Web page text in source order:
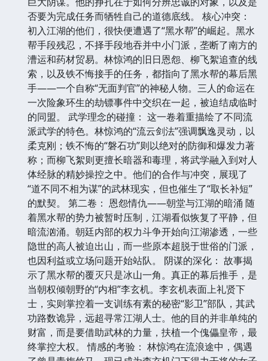
否要为完成任务而牺牲自己的道德底线。 核心冲突：
初入江湖的他们，很快便遭遇了“黑水帮”的崛起。黑水
帮手段残忍，不择手段地吞并中小门派，垄断了南方的
漕运和药材贸易。林惊鸿的旧日恩怨、柳飞絮追查的线
索，以及铁不悔接手的任务，都指向了黑水帮的幕后黑
手——一个自称“无面判官”的神秘人物。三人的命运在
一次险象环生的劫镖事件中交织在一起，被迫结成临时
的同盟。 武学理念的碰撞： 这一卷着重描绘了不同流
派武学的特色。林惊鸿的“流云剑法”强调飘逸灵动，以
柔克刚；铁不悔的“磐石功”则以绝对的防御和爆发力著
称；而柳飞絮则更擅长暗器和毒理，将武学融入到对人
体经脉的精妙操控之中。他们的合作与冲突，展现了
“道不同不相为谋”的武林现实，但也催生了“取长补短”
的默契。 第二卷： 恩怨情仇——朝堂与江湖的暗涌 随
着黑水帮的势力被暂时压制，江湖看似恢复了平静，但
暗流汹涌。朝廷内部的权力斗争开始向江湖渗透，一些
隐世的高人被迫出山，而一些原本超脱于世俗的门派，
也因利益或立场问题开始站队。 阴谋的深化： 故事揭
示了黑水帮的覆灭只是冰山一角。真正的幕后推手，是
当朝权倾朝野的“内相”李玄机。李玄机表面上礼贤下
士，实则掌控着一支训练有素的秘密“影卫”部队，其武
功路数诡异，远超寻常江湖人士。他的目的并非单纯的
财富，而是要借助武林的力量，扶植一个傀儡皇帝，最
终掌控大权。 情感的考验： 林惊鸿在流浪途中，偶遇